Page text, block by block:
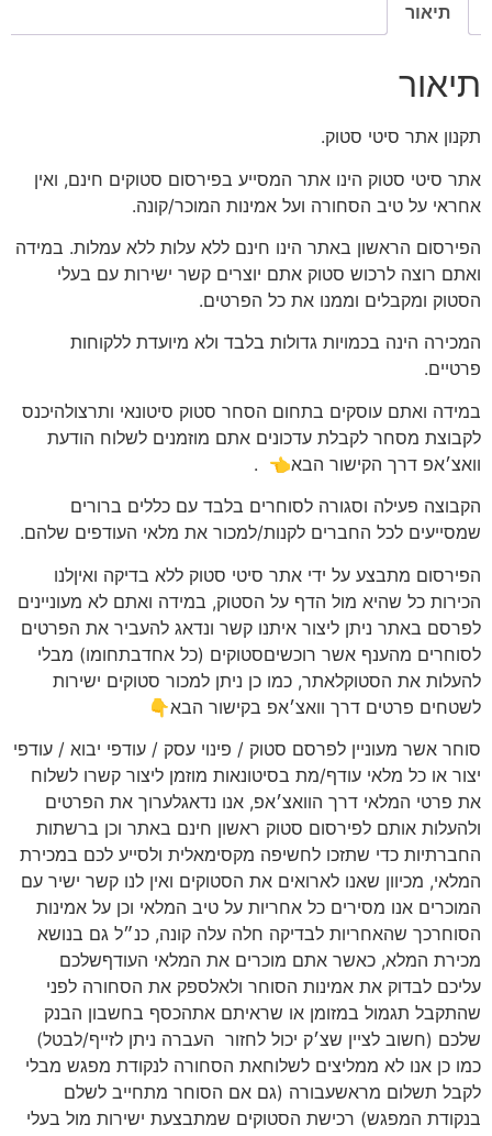
תיאור
תיאור
תקנון אתר סיטי סטוק.
אתר סיטי סטוק הינו אתר המסייע בפירסום סטוקים חינם, ואין
אחראי על טיב הסחורה ועל אמינות המוכר/קונה.
הפירסום הראשון באתר הינו חינם ללא עלות ללא עמלות. במידה
ואתם רוצה לרכוש סטוק אתם יוצרים קשר ישירות עם בעלי
הסטוק ומקבלים וממנו את כל הפרטים.
המכירה הינה בכמויות גדולות בלבד ולא מיועדת ללקוחות
פרטיים.
במידה ואתם עוסקים בתחום הסחר סטוק סיטונאי ותרצולהיכנס
לקבוצת מסחר לקבלת עדכונים אתם מוזמנים לשלוח הודעת
וואצ׳אפ דרך הקישור הבא👈 .
הקבוצה פעילה וסגורה לסוחרים בלבד עם כללים ברורים
שמסייעים לכל החברים לקנות/למכור את מלאי העודפים שלהם.
הפירסום מתבצע על ידי אתר סיטי סטוק ללא בדיקה ואיןלנו
הכירות כל שהיא מול הדף על הסטוק, במידה ואתם לא מעוניינים
לפרסם באתר ניתן ליצור איתנו קשר ונדאג להעביר את הפרטים
לסוחרים מהענף אשר רוכשיםסטוקים (כל אחדבתחומו) מבלי
להעלות את הסטוקלאתר, כמו כן ניתן למכור סטוקים ישירות
לשטחים פרטים דרך וואצ׳אפ בקישור הבא👇
סוחר אשר מעוניין לפרסם סטוק / פינוי עסק / עודפי יבוא / עודפי
יצור או כל מלאי עודף/מת בסיטונאות מוזמן ליצור קשרו לשלוח
את פרטי המלאי דרך הוואצ׳אפ, אנו נדאגלערוך את הפרטים
ולהעלות אותם לפירסום סטוק ראשון חינם באתר וכן ברשתות
החברתיות כדי שתזכו לחשיפה מקסימאלית ולסייע לכם במכירת
המלאי, מכיוון שאנו לארואים את הסטוקים ואין לנו קשר ישיר עם
המוכרים אנו מסירים כל אחריות על טיב המלאי וכן על אמינות
הסוחרכך שהאחריות לבדיקה חלה עלה קונה, כנ״ל גם בנושא
מכירת המלא, כאשר אתם מוכרים את המלאי העודףשלכם
עליכם לבדוק את אמינות הסוחר ולאלספק את הסחורה לפני
שהתקבל תגמול במזומן או שראיתם אתהכסף בחשבון הבנק
שלכם (חשוב לציין שצ׳ק יכול לחזור העברה ניתן לזייף/לבטל)
כמו כן אנו לא ממליצים לשלוחאת הסחורה לנקודת מפגש מבלי
לקבל תשלום מראשעבורה (גם אם הסוחר מתחייב לשלם
בנקודת המפגש) רכישת הסטוקים שמתבצעת ישירות מול בעלי